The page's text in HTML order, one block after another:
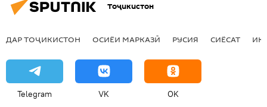
Тоҷикистон
ДАР ТОҶИКИСТОН ОСИЁИ МАРКАЗӢ РУСИЯ СИЁСАТ
Telegram VK OK